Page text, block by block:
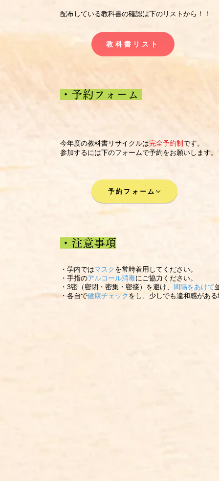
​配布している教科書の確認は下のリストから！！
教科書リスト
・予約フォーム
今年度の教科書リサイクルは完全予約制 です。
​参加するには下のフォームで予約をお願いします。
予約フォーム
​・注意事項
・学内ではマスクを常時着用してください。
・手指のアルコール消毒にご協力ください。
・3密（密閉・密集・密接）を避け、
間隔をあけて
​・各自で健康チェックをし、少しでも違和感があ